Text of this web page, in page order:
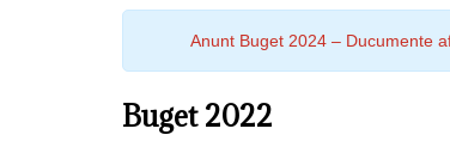
Anunt Buget 2024 – Ducumente
Buget 2022